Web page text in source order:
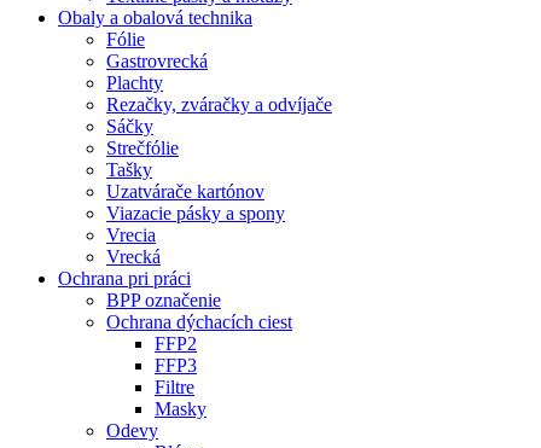
Obaly a obalová technika
Fólie
Gastrovrecká
Plachty
Rezačky, zváračky a odvíjače
Sáčky
Strečfólie
Tašky
Uzatvárače kartónov
Viazacie pásky a spony
Vrecia
Vrecká
Ochrana pri práci
BPP označenie
Ochrana dýchacích ciest
FFP2
FFP3
Filtre
Masky
Odevy